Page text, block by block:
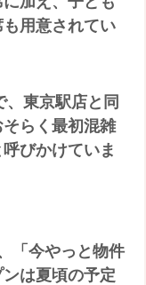
用意されてい
、東京駅店と同
らく最初混雑
びかけていま
「今やっと物件
は夏頃の予定